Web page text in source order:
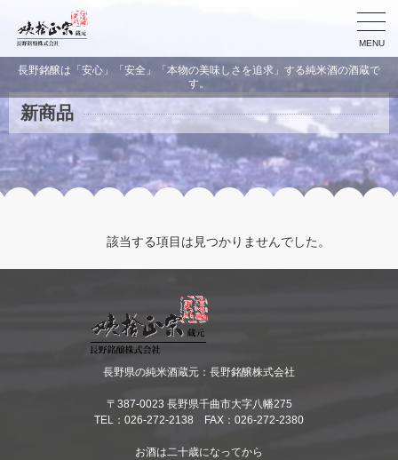
MENU
長野銘醸は「安心」「安全」「本物の美味しさを追求」する純米酒の酒蔵で
す。
新商品
該当する項目は見つかりませんでした。
長野県の純米酒蔵元：長野銘醸株式会社
〒387-0023 長野県千曲市大字八幡275
TEL：026-272-2138 FAX：026-272-2380
お酒は二十歳になってから